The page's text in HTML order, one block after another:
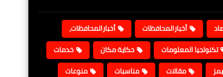
أخبارالمحافظات
أخبارالمحافظات،
تكنولجيا المعلومات
حكاية مكان
خدمات
مقالات مناسبات منوعات